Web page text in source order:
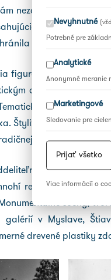
nezachovala, takže
kazeín spolu
úľ pred
figurálne úle.
atribútom
čerpajú zo
Štylizácia úľov do
kultúre
súčasťou
rezbári, ale aj
sochy,
v Myslave,
drevené plastiky
Nevyhnutné
Potrebné pre
Analytické
Anonymné meranie
Marketingové
Sledovanie pre
Prijať všetko
Viac informácií o